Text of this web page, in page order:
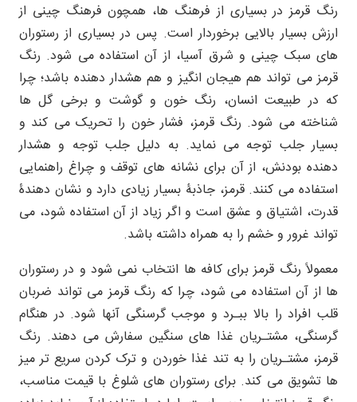
رنگ قرمز در بسیاری از فرهنگ ها، همچون فرهنگ چینی از
ارزش بسیار بالایی برخوردار است. پس در بسیاری از رستوران
های سبک چینی و شرق آسیا، از آن استفاده می شود. رنگ
قرمز می تواند هم هیجان انگیز و هم هشدار دهنده باشد؛ چرا
که در طبیعت انسان، رنگ خون و گوشت و برخی گل ها
شناخته می شود. رنگ قرمز، فشار خون را تحریک می کند و
بسیار جلب توجه می نماید. به دلیل جلب توجه و هشدار
دهنده بودنش، از آن برای نشانه های توقف و چراغ راهنمایی
استفاده می کنند. قرمز، جاذبۀ بسیار زیادی دارد و نشان دهندۀ
قدرت، اشتیاق و عشق است و اگر زیاد از آن استفاده شود، می
تواند غرور و خشم را به همراه داشته باشد.
معمولاً رنگ قرمز برای کافه ها انتخاب نمی شود و در رستوران
ها از آن استفاده می شود، چرا که رنگ قرمز می تواند ضربان
قلب افراد را بالا ببـرد و موجب گرسنگی آنها شود. در هنگام
گرسنگی، مشتـریان غذا های سنگین سفارش می دهند. رنگ
قرمز، مشتـریان را به تند غذا خوردن و ترک کردن سریع تر میز
ها تشویق می کند. برای رستوران های شلوغ با قیمت مناسب،